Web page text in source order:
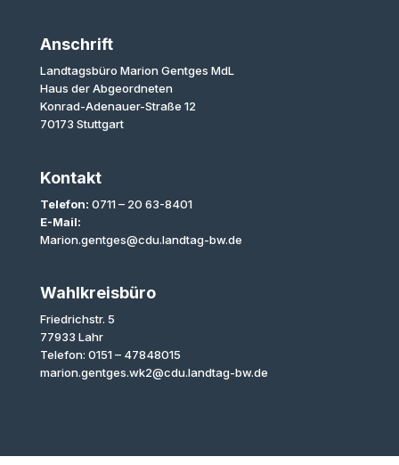
Anschrift
Landtagsbüro Marion Gentges MdL
Haus der Abgeordneten
Konrad-Adenauer-Straße 12
70173 Stuttgart
Kontakt
Telefon: 0711 – 20 63-8401
E-Mail:
Marion.gentges@cdu.landtag-bw.de
Wahlkreisbüro
Friedrichstr. 5
77933 Lahr
Telefon: 0151 – 47848015
marion.gentges.wk2@cdu.landtag-bw.de